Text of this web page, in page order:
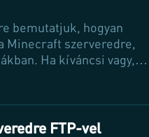
bemutatjuk, hogyan
Minecraft szerveredre,
Ha kíváncsi vagy,
a CurseForge
FTP-vel